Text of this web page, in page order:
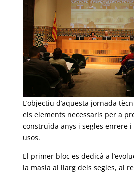
L’objectiu d’aquesta jornada
els elements necessaris per a
construïda anys i segles enrere
usos.
El primer bloc es dedicà a
la masia al llarg dels segles, al